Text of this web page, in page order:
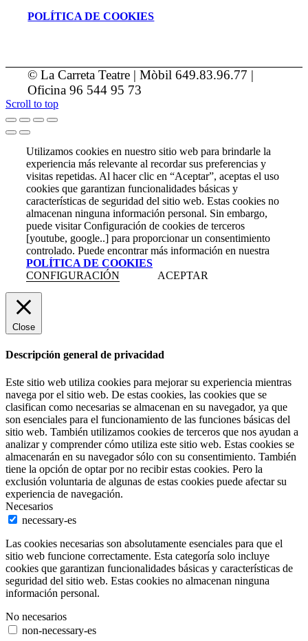
POLÍTICA DE COOKIES
© La Carreta Teatre | Mòbil 649.83.96.77 |
Oficina 96 544 95 73
Scroll to top
Utilizamos cookies en nuestro sitio web para brindarle la
experiencia más relevante al recordar sus preferencias y
visitas repetidas. Al hacer clic en “Aceptar”, aceptas el uso
cookies que garantizan funcionalidades básicas y
características de seguridad del sitio web. Estas cookies no
almacenan ninguna información personal. Sin embargo,
puede visitar Configuración de cookies de terceros
[youtube, google..] para proporcionar un consentimiento
controlado. Puede encontrar más información en nuestra
POLÍTICA DE COOKIES
CONFIGURACIÓN
ACEPTAR
Close
Descripción general de privacidad
Este sitio web utiliza cookies para mejorar su experiencia mientras
navega por el sitio web. De estas cookies, las cookies que se
clasifican como necesarias se almacenan en su navegador, ya que
son esenciales para el funcionamiento de las funciones básicas del
sitio web. También utilizamos cookies de terceros que nos ayudan a
analizar y comprender cómo utiliza este sitio web. Estas cookies se
almacenarán en su navegador sólo con su consentimiento. También
tiene la opción de optar por no recibir estas cookies. Pero la
exclusión voluntaria de algunas de estas cookies puede afectar su
experiencia de navegación.
Necesarios
necessary-es
Las cookies necesarias son absolutamente esenciales para que el
sitio web funcione correctamente. Esta categoría solo incluye
cookies que garantizan funcionalidades básicas y características de
seguridad del sitio web. Estas cookies no almacenan ninguna
información personal.
No necesarios
non-necessary-es